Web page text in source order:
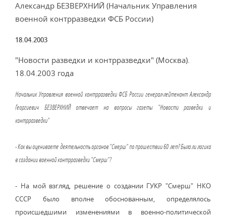
Александр БЕЗВЕРХНИЙ (Начальник Управления
военной контрразведки ФСБ России)
18.04.2003
"Новости разведки и контрразведки" (Москва).
18.04.2003 года
Начальник Управления военной контрразведки ФСБ России генерал-лейтенант Александр
Георгиевич БЕЗВЕРХНИЙ отвечает на вопросы газеты "Новости разведки и
контрразведки"
- Как вы оцениваете деятельность органов "Смерш" по прошествии 60 лет? Была ли логика
в создании военной контрразведки "Смерш"?
- На мой взгляд, решение о создании ГУКР "Смерш" НКО
СССР было вполне обоснованным, определялось
происшедшими изменениями в военно-политической